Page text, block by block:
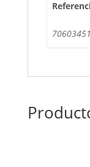
70603451